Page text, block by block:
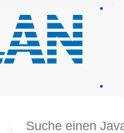
Bitte füllen Sie